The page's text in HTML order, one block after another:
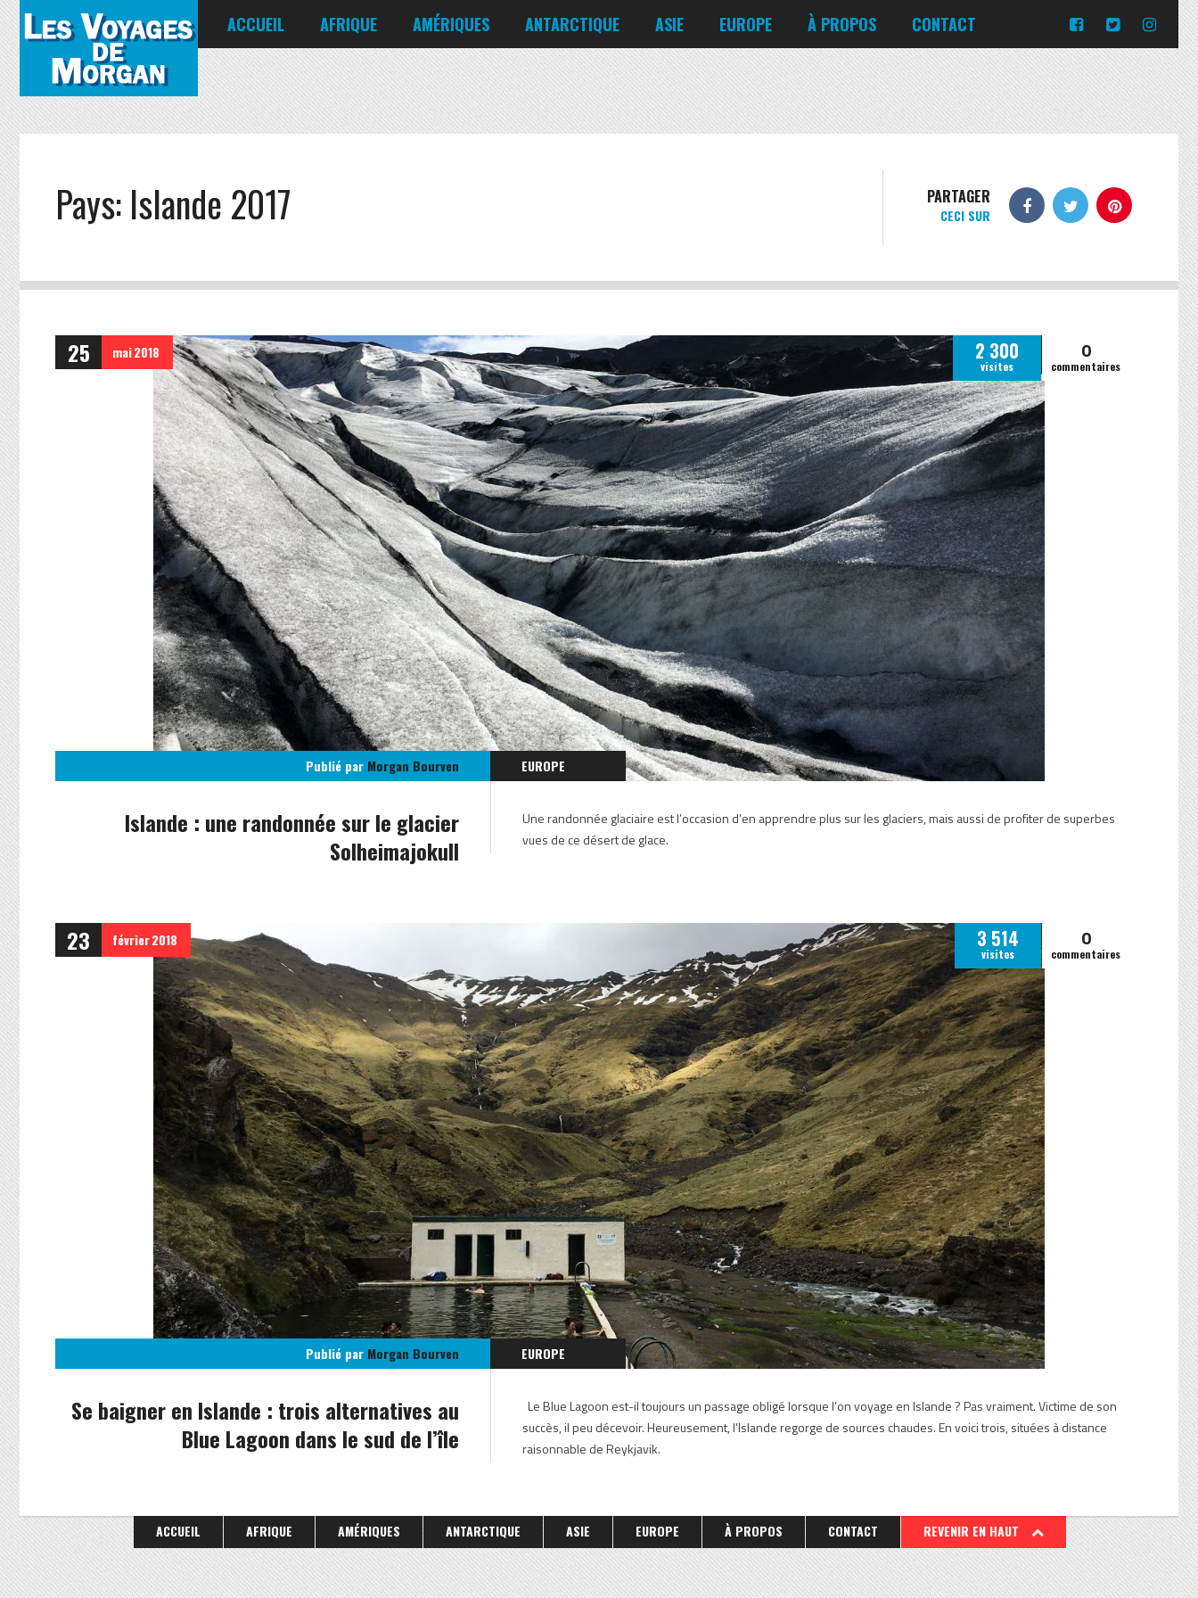
ACCUEIL AFRIQUE
Égypte
Kenya
AMÉRIQUES
Canada
Chili
États-Unis
Mexique
Nicaragua
ANTARCTIQUE ASIE
Bahreïn
Bangladesh
Corée du Sud
Emirats Arabes Unis
Japon
EUROPE
Allemagne
Biélorussie
Islande
Italie
Lituanie
Moldavie
Norvège
Portugal
Ukraine
République tchèque
Russie
Slovaquie
À PROPOS CONTACT
Turquie
Irlande
Moldavie
Norvège
Pologne
Russie
Slovaquie
Slovénie
Pays: Islande 2017 PARTAGER
CECI SUR
25 mai2018 2 300
visites
0
commentaires
Publié par Morgan Bourven
EUROPE
ISLANDE 2017
Islande : une randonnée sur le glacier
Solheimajokull
Une randonnée glaciaire est l’occasion d’en apprendre plus sur les glaciers, mais aussi de profiter de superbes
vues de ce désert de glace.
23 février2018 3 514
visites
0
commentaires
Publié par Morgan Bourven
EUROPE
ISLANDE 2017
Se baigner en Islande : trois alternatives au
Blue Lagoon dans le sud de l’île
Le Blue Lagoon est-il toujours un passage obligé lorsque l’on voyage en Islande ? Pas vraiment. Victime de son
succès, il peu décevoir. Heureusement, l’Islande regorge de sources chaudes. En voici trois, situées à distance
raisonnable de Reykjavik.
ACCUEIL AFRIQUE AMÉRIQUES ANTARCTIQUE ASIE EUROPE À PROPOS CONTACT REVENIR EN HAUT